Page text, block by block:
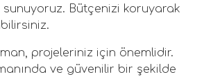
Bütçenizi koruyarak
projeleriniz için önemlidir.
ve güvenilir bir şekilde